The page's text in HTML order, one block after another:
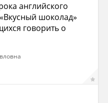
английского
шоколад»
говорить о